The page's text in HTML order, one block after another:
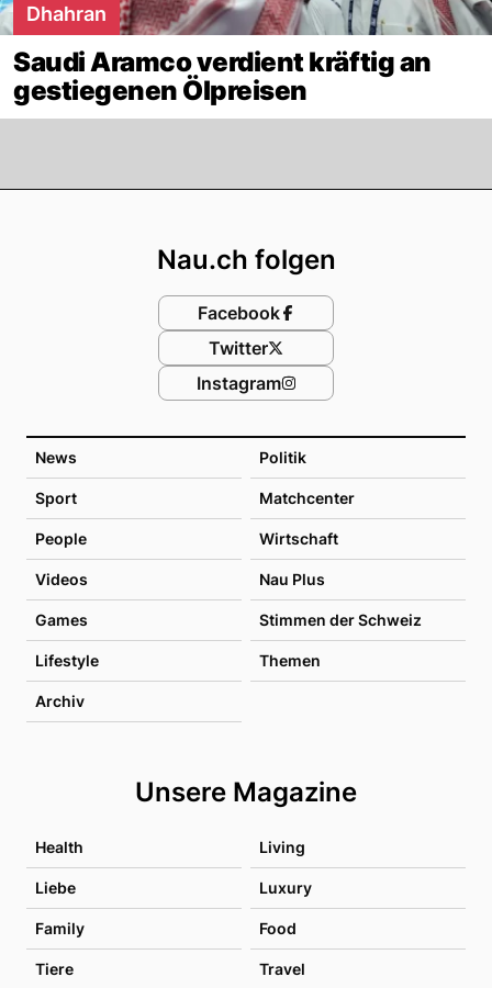
Dhahran
Saudi Aramco verdient kräftig an
gestiegenen Ölpreisen
News Politik
Sport Matchcenter
People Wirtschaft
Videos Nau Plus
Games Stimmen der Schweiz
Lifestyle Themen
Archiv
Unsere Magazine
Health Living
Liebe Luxury
Family Food
Tiere Travel
Nau.ch folgen
Facebook
Twitter
Instagram